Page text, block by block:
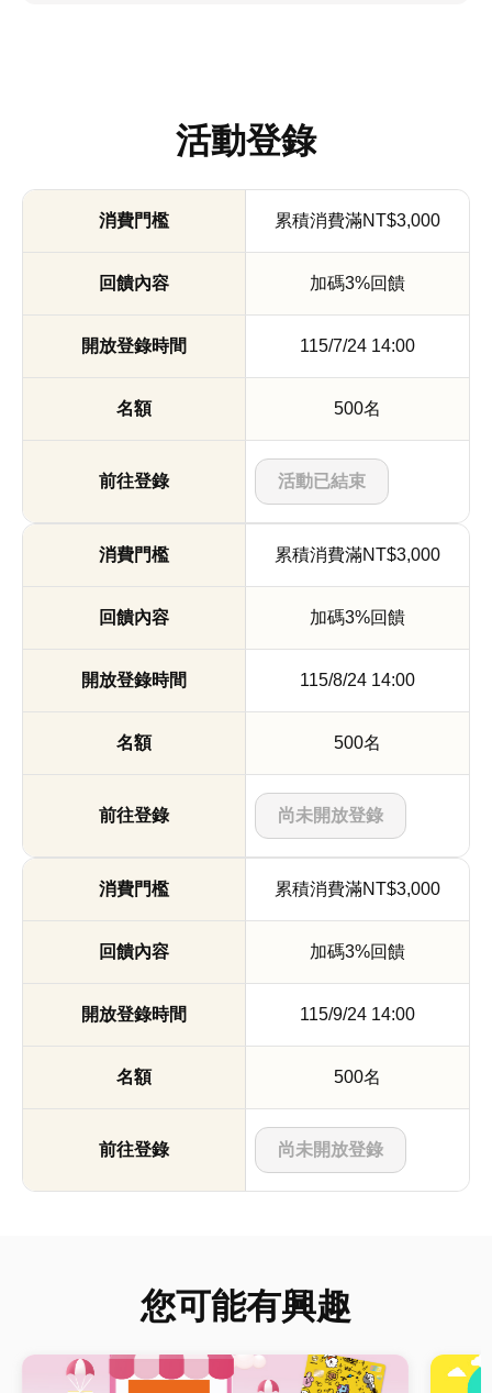
活動登錄
累積消費滿NT$3,000
加碼3%回饋
115/7/24 14:00
500名
活動已結束
累積消費滿NT$3,000
加碼3%回饋
115/8/24 14:00
500名
尚未開放登錄
累積消費滿NT$3,000
加碼3%回饋
115/9/24 14:00
500名
尚未開放登錄
您可能有興趣